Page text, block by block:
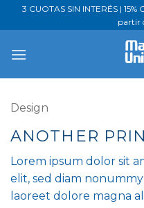
Saltar3 CUOTAS SIN INTERÉS |
partir
Design
ANOTHER
Lorem ipsum dolor sit
elit, sed diam
laoreet dolore magna